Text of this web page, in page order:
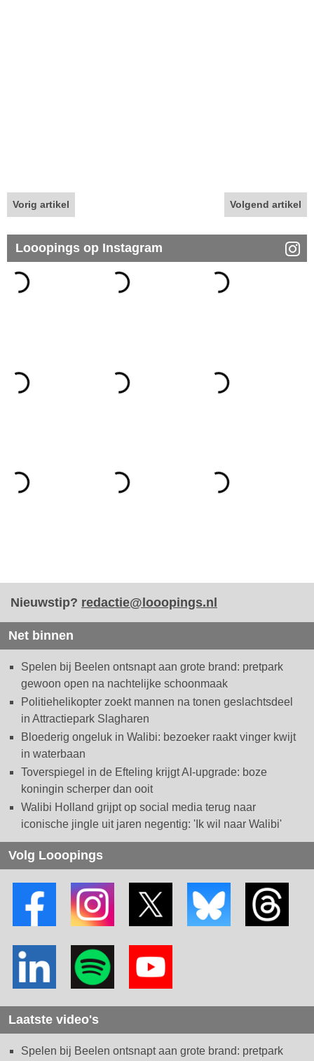
Vorig artikel Volgend artikel
Looopings op Instagram
Nieuwstip? redactie@looopings.nl
Net binnen
Spelen bij Beelen ontsnapt aan grote brand: pretpark
gewoon open na nachtelijke schoonmaak
Politiehelikopter zoekt mannen na tonen geslachtsdeel
in Attractiepark Slagharen
Bloederig ongeluk in Walibi: bezoeker raakt vinger kwijt
in waterbaan
Toverspiegel in de Efteling krijgt AI-upgrade: boze
koningin scherper dan ooit
Walibi Holland grijpt op social media terug naar
iconische jingle uit jaren negentig: 'Ik wil naar Walibi'
Volg Looopings
Laatste video's
Spelen bij Beelen ontsnapt aan grote brand: pretpark